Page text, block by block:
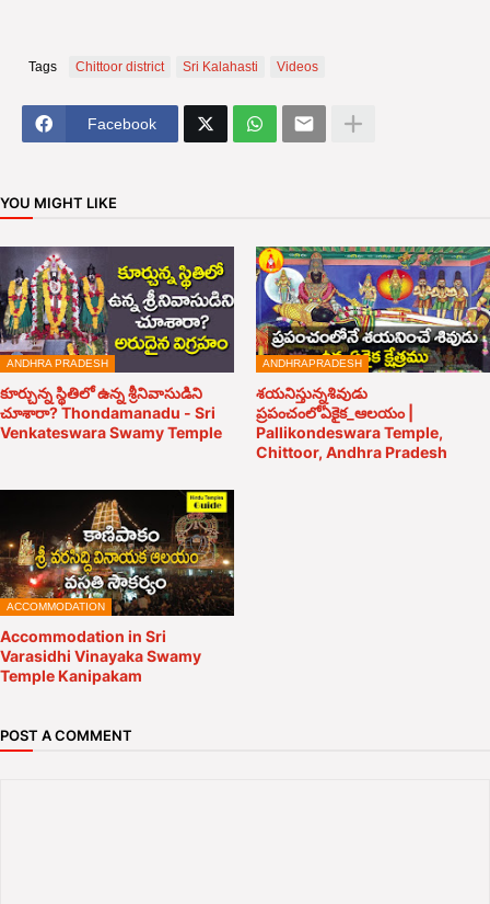
Tags Chittoor district Sri Kalahasti Videos
Facebook
YOU MIGHT LIKE
ANDHRA PRADESH
కూర్చున్న స్థితిలో ఉన్న శ్రీనివాసుడిని
చూశారా? Thondamanadu - Sri
Venkateswara Swamy Temple
ANDHRAPRADESH
శయనిస్తున్నశివుడు
ప్రపంచంలోఏకైక_ఆలయం |
Pallikondeswara Temple,
Chittoor, Andhra Pradesh
ACCOMMODATION
Accommodation in Sri
Varasidhi Vinayaka Swamy
Temple Kanipakam
POST A COMMENT